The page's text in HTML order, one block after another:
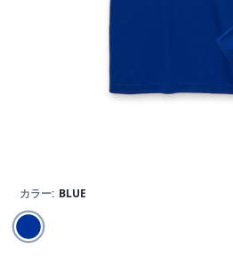
カラー: BLUE